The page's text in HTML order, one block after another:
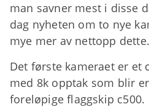
man savner mest i disse
dag nyheten om to nye
mye mer av nettopp dette.
Det første kameraet er et
med 8k opptak som blir
foreløpige flaggskip c500.